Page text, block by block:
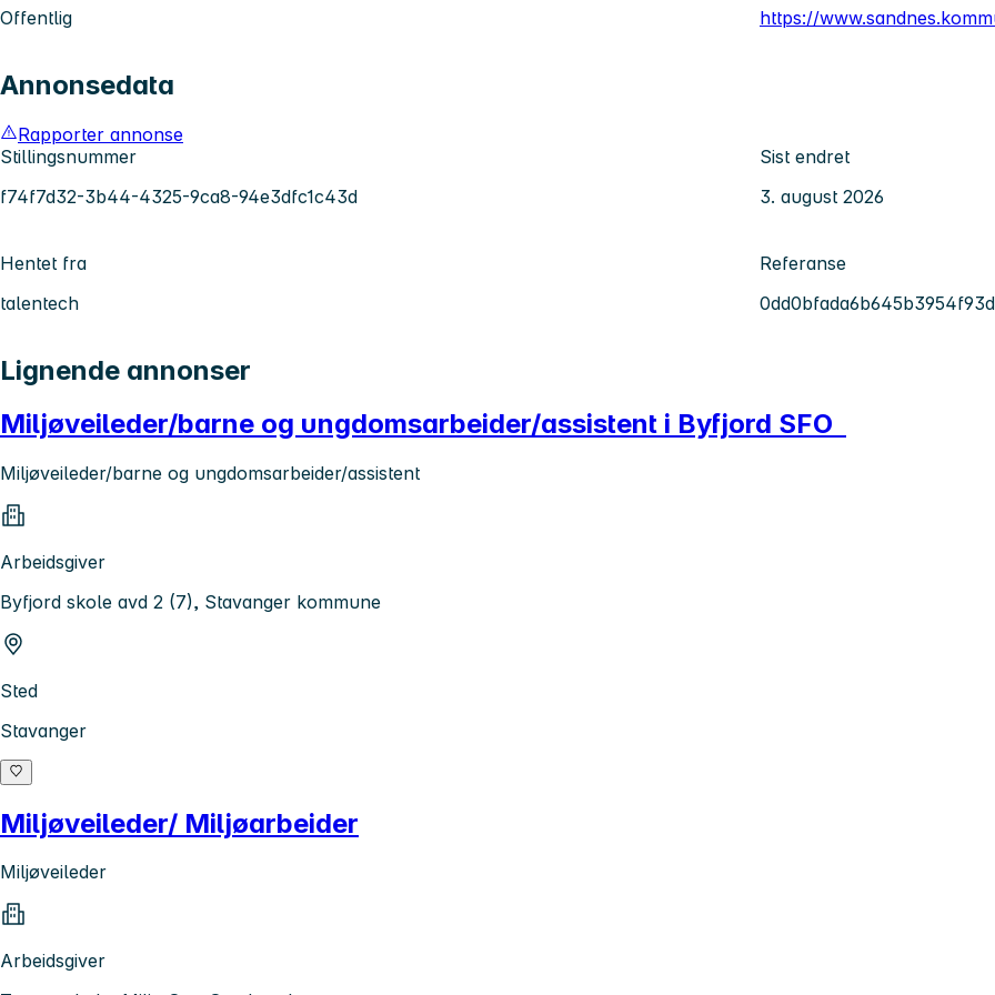
Offentlig
https://
Annonsedata
Rapporter annonse
Stillingsnummer
f74f7d32-3b44-4325-9ca8-94e3dfc1c43d
Sist endret
3. august 2026
Hentet fra
talentech
Referanse
Lignende annonser
Miljøveileder/barne og ungdomsarbeider/assistent i Byfjord SFO
Miljøveileder/barne og ungdomsarbeider/assistent
Arbeidsgiver
Byfjord skole avd 2 (7), Stavanger kommune
Sted
Stavanger
Miljøveileder/ Miljøarbeider
Miljøveileder
Arbeidsgiver